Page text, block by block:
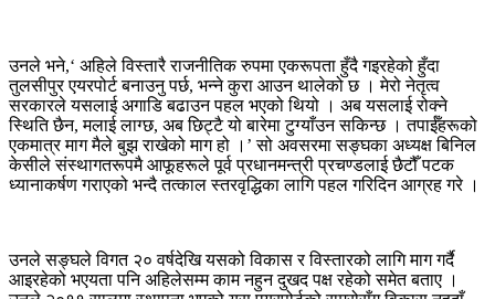
उनले भने,‘ अहिले विस्तारै राजनीतिक रुपमा एकरूपता हुँदै गइरहेको हुँदा
तुलसीपुर एयरपोर्ट बनाउनु पर्छ, भन्ने कुरा आउन थालेको छ । मेरो नेतृत्व
सरकारले यसलाई अगाडि बढाउन पहल भएको थियो । अब यसलाई रोक्ने
स्थिति छैन, मलाई लाग्छ, अब छिट्टै यो बारेमा टुग्याँउन सकिन्छ । तपाईँहरूको
एकमात्र माग मैले बुझ राखेको माग हो ।’ सो अवसरमा सङ्घका अध्यक्ष बिनिल
केसीले संस्थागतरूपमै आफूहरूले पूर्व प्रधानमन्त्री प्रचण्डलाई छैटौँ पटक
ध्यानाकर्षण गराएको भन्दै तत्काल स्तरवृद्धिका लागि पहल गरिदिन आग्रह गरे ।
उनले सङ्घले विगत २० वर्षदेखि यसको विकास र विस्तारको लागि माग गर्दै
आइरहेको भएयता पनि अहिलेसम्म काम नहुन दुखद पक्ष रहेको समेत बताए ।